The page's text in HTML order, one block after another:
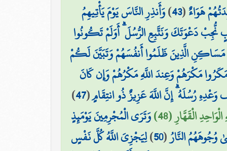
هَوَاءٌ(
43
)وَأَنذِرِ النَّاسَ يَوْمَ يَأْتِيهِمُ
نُّجِبْ دَعْوَتَكَ وَنَتَّبِعِ الرُّسُلَ ۗ أَوَلَمْ تَكُونُوا
الَّذِينَ ظَلَمُوا أَنفُسَهُمْ وَتَبَيَّنَ لَكُمْ
مَكْرَهُمْ وَعِندَ اللَّهِ مَكْرُهُمْ وَإِن كَانَ
رُسُلَهُ ۗ إِنَّ اللَّهَ عَزِيزٌ ذُو انتِقَامٍ(
47
)
الْقَهَّارِ (48)
وَتَرَى الْمُجْرِمِينَ يَوْمَئِذٍ
النَّارُ(
50
)لِيَجْزِيَ اللَّهُ كُلَّ نَفْسٍ